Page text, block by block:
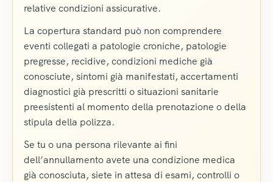
relative condizioni assicurative.
La copertura standard può non comprendere
eventi collegati a patologie croniche, patologie
pregresse, recidive, condizioni mediche già
conosciute, sintomi già manifestati, accertamenti
diagnostici già prescritti o situazioni sanitarie
preesistenti al momento della prenotazione o della
stipula della polizza.
Se tu o una persona rilevante ai fini
dell’annullamento avete una condizione medica
già conosciuta, siete in attesa di esami, controlli o